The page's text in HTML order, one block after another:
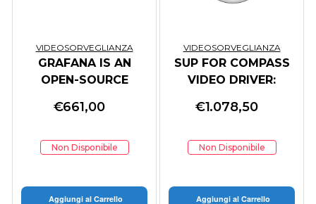
VIDEOSORVEGLIANZA
GRAFANA IS AN
OPEN-SOURCE
MONITORING
€661,00
Non Disponibile
Aggiungi al Carrello
VIDEOSORVEGLIANZA
SUP FOR COMPASS
VIDEO DRIVER:
RECORDERS
€1.078,50
Non Disponibile
Aggiungi al Carrello